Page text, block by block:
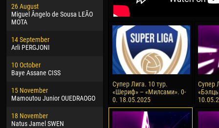
26 August
Miguel Ângelo de Sousa LEÃO
MOTA
14 September
Arli PERGJONI
10 October
Baye Assane CISS
15 November
Mamoutou Junior OUEDRAOGO
18 November
Natus Jamel SWEN
30 January
Dhoraso Moreo KLAS
24 February
Vladislav COSTIN
02 March
Veaceslav COZMA
09 March
Emmanuel AFETSE
20 March
Jayder Moreno ASPRILLA
04
13
15
24
Супер Лига. 10 тур.
«Шериф» – «Милсами». 0-
0. 18.05.2025
Супер